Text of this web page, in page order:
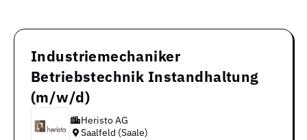
Industriemechaniker
Betriebstechnik Instandhaltung
(m/w/d)
Heristo AG
Saalfeld (Saale)